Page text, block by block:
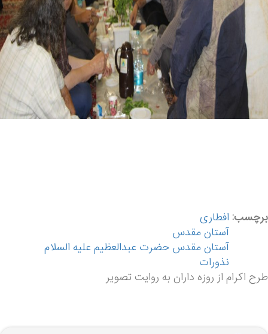
برچسب: افطاری
آستان مقدس
آستان مقدس حضرت عبدالعظیم علیه السلام
نذورات
طرح اکرام از روزه داران به روایت تصویر